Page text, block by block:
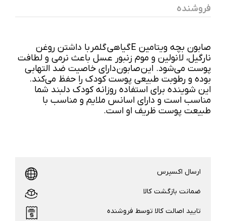
فروشنده
صابون بچه ویتامین E گیاهی گلمر با داشتن روغن
نارگیل، لانولین و موم زنبور عسل باعث نرمی و لطافت
پوست می‌شود. این صابون دارای خاصیت ضد التهابی
بوده و رطوبت طبیعی پوست کودک را حفظ می‌کند.
این شوینده برای استفاده روزانه کودک دلبند شما
مناسب است و دارای اسانس ملایم و مناسب با
طبیعت پوست ظریف او است.
ارسال اکسپرس
ضمانت بازگشت کالا
تایید اصالت کالا توسط فروشنده